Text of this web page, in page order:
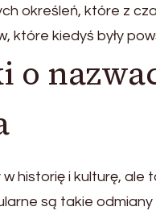
określeń, które z
które kiedyś były
o
historię i kulturę,
są takie odmiany